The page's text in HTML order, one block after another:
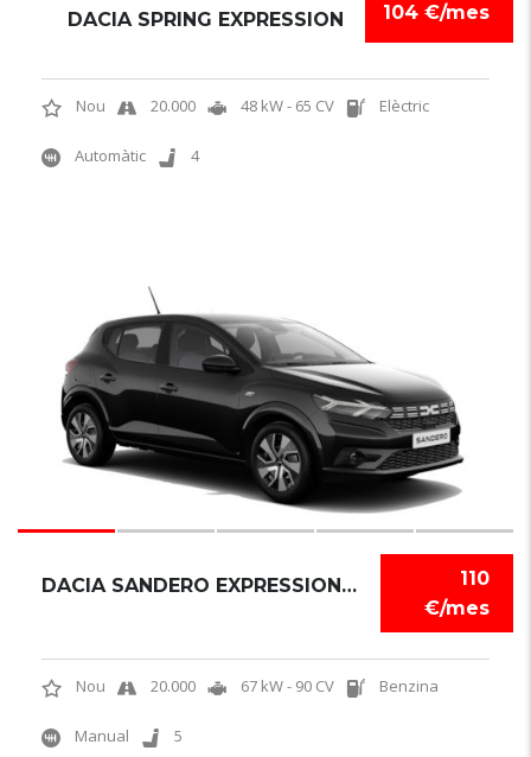
104 €/mes
DACIA SPRING EXPRESSION
Nou 20.000 48 kW - 65 CV Elèctric
Automàtic 4
110
€/mes
DACIA SANDERO EXPRESSION TCE
Nou 20.000 67 kW - 90 CV Benzina
Manual 5